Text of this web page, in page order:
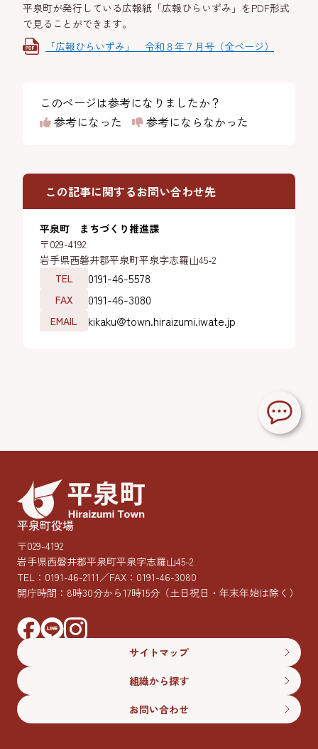
平泉町が発行している広報紙「広報ひらいずみ」をPDF形式
で見ることができます。
「広報ひらいずみ」 令和８年７月号（全ページ）
このページは参考になりましたか？
参考になった
参考にならなかった
この記事に関するお問い合わせ先
平泉町 まちづくり推進課
〒029-4192
岩手県西磐井郡平泉町平泉字志羅山45-2
TEL
0191-46-5578
FAX 0191-46-3080
EMAIL kikaku@town.hiraizumi.iwate.jp
平泉町役場
〒029-4192
岩手県西磐井郡平泉町平泉字志羅山45-2
TEL： 0191-46-2111／FAX：0191-46-3080
開庁時間：8時30分から17時15分 （土日祝日・年末年始は除く）
サイトマップ
組織から探す
お問い合わせ